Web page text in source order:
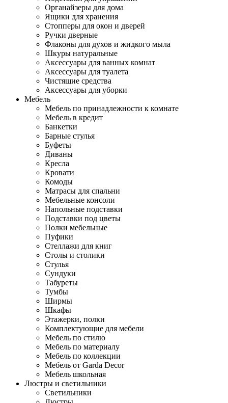
Органайзеры для дома
Ящики для хранения
Стопперы для окон и дверей
Ручки дверные
Флаконы для духов и жидкого мыла
Шкуры натуральные
Аксессуары для ванных комнат
Аксессуары для туалета
Чистящие средства
Аксессуары для уборки
Мебель
Мебель по принадлежности к комнате
Мебель в кредит
Банкетки
Барные стулья
Буфеты
Диваны
Кресла
Кровати
Комоды
Матрасы для спальни
Мебельные консоли
Напольные подставки
Подставки под цветы
Полки мебельные
Пуфики
Стеллажи для книг
Столы и столики
Стулья
Сундуки
Табуреты
Тумбы
Ширмы
Шкафы
Этажерки, полки
Комплектующие для мебели
Мебель по стилю
Мебель по материалу
Мебель по коллекции
Мебель от Garda Decor
Мебель школьная
Люстры и светильники
Светильники